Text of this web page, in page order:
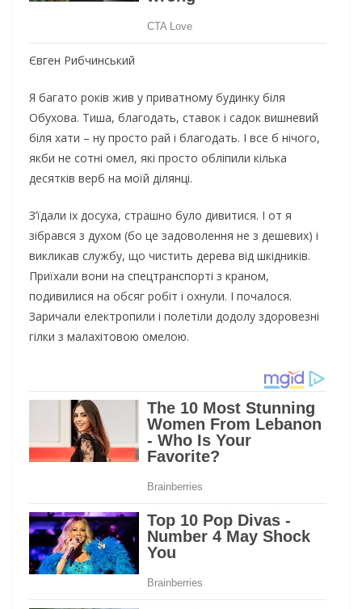
Євген Рибчинський
Я багато років жив у приватному будинку біля
Обухова. Тиша, благодать, ставок і садок вишневий
біля хати – ну просто рай і благодать. І все б нічого,
якби не сотні омел, які просто обліпили кілька
десятків верб на моїй ділянці.
З’їдали іх досуха, страшно було дивитися. І от я
зібрався з духом (бо це задоволення не з дешевих) і
викликав службу, що чистить дерева від шкідників.
Приїхали вони на спецтранспорті з краном,
подивилися на обсяг робіт і охнули. І почалося.
Заричали електропили і полетіли додолу здоровезні
гілки з малахітовою омелою.